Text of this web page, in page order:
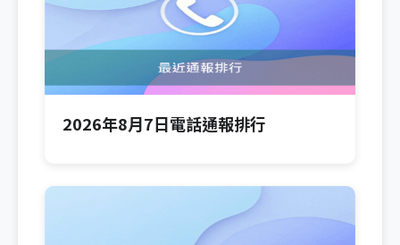
2026年8月7日電話通報排行